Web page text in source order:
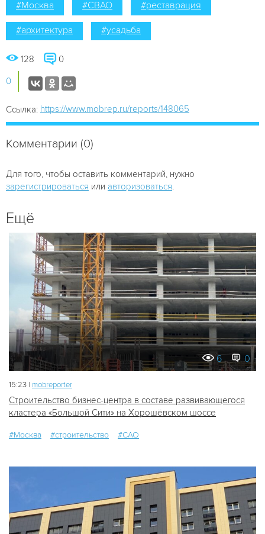
#Москва #СВАО #реставрация
#архитектура #усадьба
128 0
0
Ссылка: https://www.mobrep.ru/reports/148065
Комментарии (0)
Для того, чтобы оставить комментарий, нужно
зарегистрироваться или авторизоваться
Ещё
6 0
15:23 | mobreporter
Строительство бизнес-центра в составе развивающегося
кластера «Большой Сити» на Хорошёвском шоссе
#Москва #строительство #САО